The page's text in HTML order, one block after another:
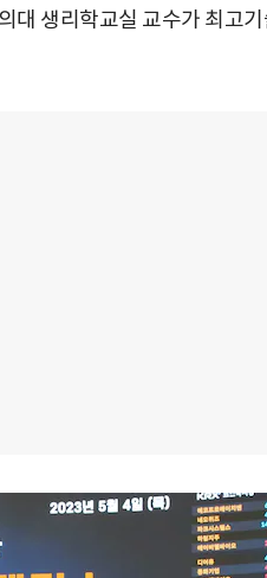
대 생리학교실 교수가 최고